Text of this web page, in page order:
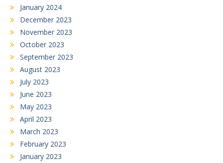
January 2024
December 2023
November 2023
October 2023
September 2023
August 2023
July 2023
June 2023
May 2023
April 2023
March 2023
February 2023
January 2023